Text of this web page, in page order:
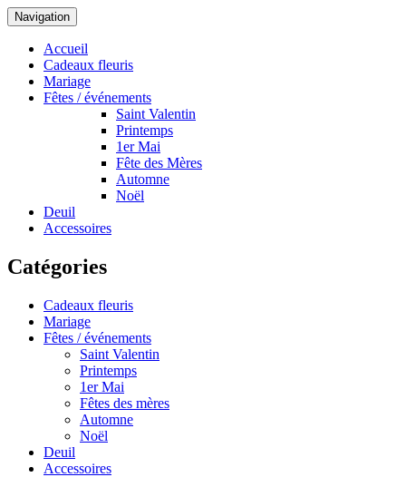
Navigation
Accueil
Cadeaux fleuris
Mariage
Fêtes / événements
Saint Valentin
Printemps
1er Mai
Fête des Mères
Automne
Noël
Deuil
Accessoires
Catégories
Cadeaux fleuris
Mariage
Fêtes / événements
Saint Valentin
Printemps
1er Mai
Fêtes des mères
Automne
Noël
Deuil
Accessoires